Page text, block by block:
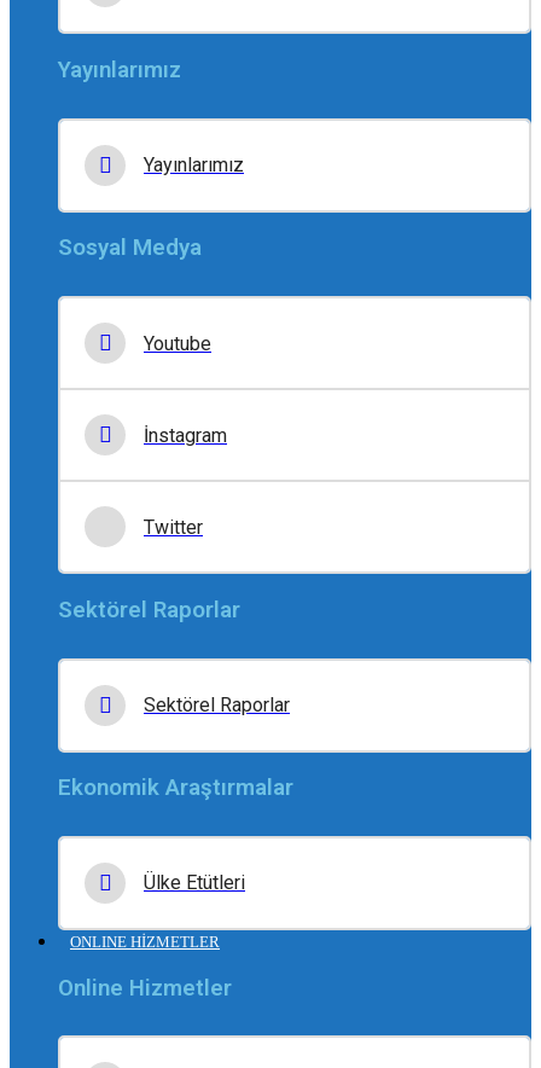
Yayınlarımız
Yayınlarımız
Sosyal Medya
Youtube
İnstagram
Twitter
Sektörel Raporlar
Sektörel Raporlar
Ekonomik Araştırmalar
Ülke Etütleri
ONLINE HİZMETLER
Online Hizmetler